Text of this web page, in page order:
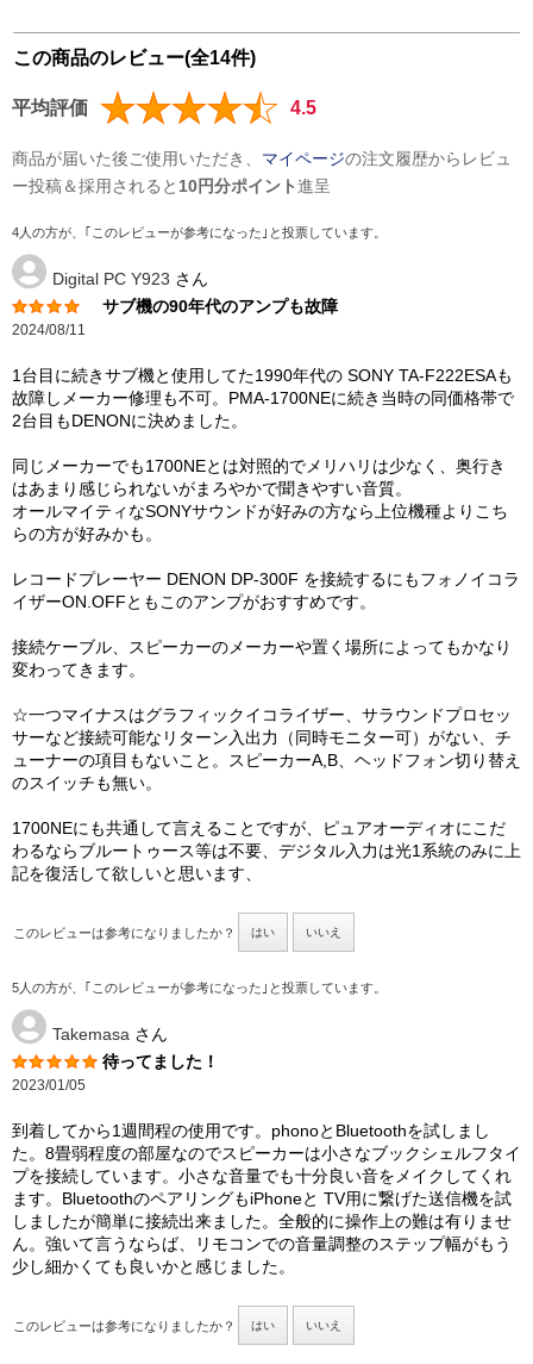
この商品のレビュー(全14件)
平均評価 4.5
商品が届いた後ご使用いただき、 マイページの注文履歴からレビュ
ー投稿＆採用されると 10円分ポイント進呈
4人の方が、｢このレビューが参考になった｣と投票しています。
Digital PC Y923 さん
サブ機の90年代のアンプも故障
2024/08/11
1台目に続きサブ機と使用してた1990年代の SONY TA-F222ESAも
故障しメーカー修理も不可。PMA-1700NEに続き当時の同価格帯で
2台目もDENONに決めました。
同じメーカーでも1700NEとは対照的でメリハリは少なく、奥行き
はあまり感じられないがまろやかで聞きやすい音質。
オールマイティなSONYサウンドが好みの方なら上位機種よりこち
らの方が好みかも。
レコードプレーヤー DENON DP-300F を接続するにもフォノイコラ
イザーON.OFFともこのアンプがおすすめです。
接続ケーブル、スピーカーのメーカーや置く場所によってもかなり
変わってきます。
☆一つマイナスはグラフィックイコライザー、サラウンドプロセッ
サーなど接続可能なリターン入出力（同時モニター可）がない、チ
ューナーの項目もないこと。スピーカーA,B、ヘッドフォン切り替え
のスイッチも無い。
1700NEにも共通して言えることですが、ピュアオーディオにこだ
わるならブルートゥース等は不要、デジタル入力は光1系統のみに上
記を復活して欲しいと思います、
このレビューは参考になりましたか？ はい いいえ
5人の方が、｢このレビューが参考になった｣と投票しています。
Takemasa さん
待ってました！
2023/01/05
到着してから1週間程の使用です。phonoとBluetoothを試しまし
た。8畳弱程度の部屋なのでスピーカーは小さなブックシェルフタイ
プを接続しています。小さな音量でも十分良い音をメイクしてくれ
ます。BluetoothのペアリングもiPhoneと TV用に繋げた送信機を試
しましたが簡単に接続出来ました。全般的に操作上の難は有りませ
ん。強いて言うならば、リモコンでの音量調整のステップ幅がもう
少し細かくても良いかと感じました。
このレビューは参考になりましたか？ はい いいえ